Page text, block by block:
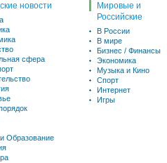
новости
сфера
Образование
Мировые и
Российские
В России
В мире
Бизнес / Финансы
Экономика
Музыка и Кино
Спорт
Интернет
Игры